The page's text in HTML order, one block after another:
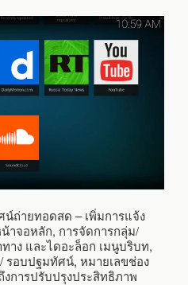
น์ถ่ายทอดสด – เพิ่มการแจ้ง
าจอหลัก, การจัดการกลุ่ม/
าง และไดอะล็อก เมนูบริบท,
รอบปฐมทัศน์, หมายเลขช่อง
งการปรับปรุงประสิทธิภาพ